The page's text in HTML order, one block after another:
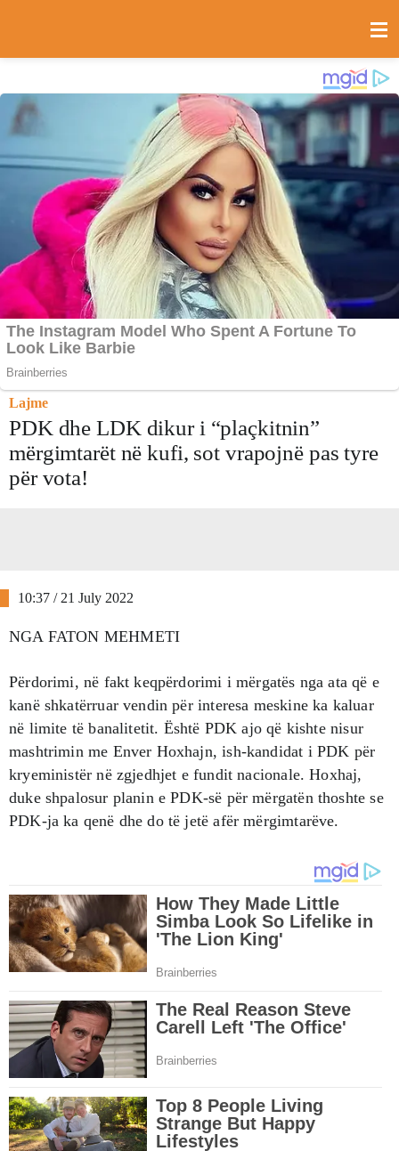
Lajme
PDK dhe LDK dikur i “plaçkitnin”
mërgimtarët në kufi, sot vrapojnë pas tyre
për vota!
10:37 / 21 July 2022
NGA FATON MEHMETI
Përdorimi, në fakt keqpërdorimi i mërgatës nga ata që e
kanë shkatërruar vendin për interesa meskine ka kaluar
në limite të banalitetit. Është PDK ajo që kishte nisur
mashtrimin me Enver Hoxhajn, ish-kandidat i PDK për
kryeministër në zgjedhjet e fundit nacionale. Hoxhaj,
duke shpalosur planin e PDK-së për mërgatën thoshte se
PDK-ja ka qenë dhe do të jetë afër mërgimtarëve.